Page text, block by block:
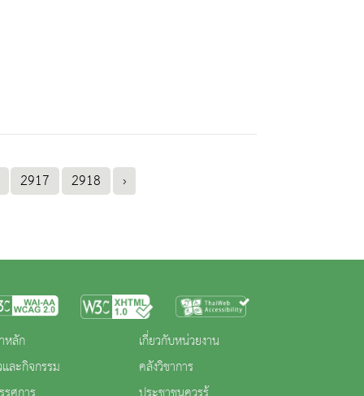
2917 2918 ›
หลัก
ละกิจกรรม
เกี่ยวกับหน่วยงาน
คลังวิชาการ